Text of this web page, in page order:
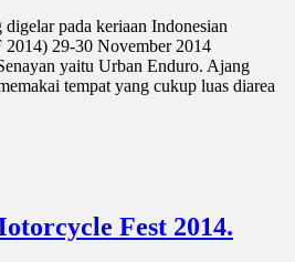
digelar pada keriaan Indonesian
29-30 November 2014
yaitu Urban Enduro. Ajang
tempat yang cukup luas diarea
Fest 2014.